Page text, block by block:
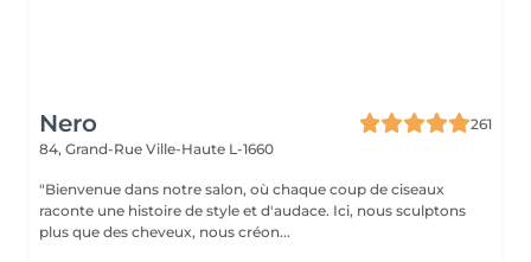
Nero
261
84, Grand-Rue Ville-Haute L-1660
"Bienvenue dans notre salon, où chaque coup de ciseaux
raconte une histoire de style et d'audace. Ici, nous sculptons
plus que des cheveux, nous créon...